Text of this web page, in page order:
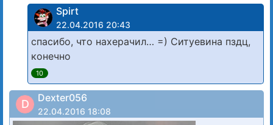
Spirt
22.04.2016 20:43
спасибо, что нахерачил… =) Ситуевина пздц,
конечно
10
D Dexter056
22.04.2016 18:08